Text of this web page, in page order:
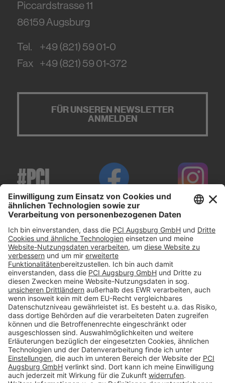
Piccardstrasse 11
86159Augsburg
Tel.
+49 (821) 59 01-0
Fax +49 (821) 59 01-372
FÜR UNSEREN NEWSLETTER
ANMELDEN
#PCI
Impressum
Datenschutz
AGB
Rechtliche Hinweise
Cookie-Einstellungen öffnen
Betroffenenrechte